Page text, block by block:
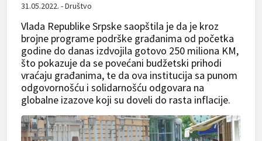
31.05.2022. - Društvo
Vlada Republike Srpske saopštila je da je kroz
brojne programe podrške građanima od početka
godine do danas izdvojila gotovo 250 miliona KM,
što pokazuje da se povećani budžetski prihodi
vraćaju građanima, te da ova institucija sa punom
odgovornošću i solidarnošću odgovara na
globalne izazove koji su doveli do rasta inflacije.